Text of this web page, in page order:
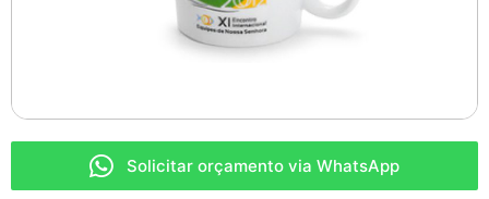
Solicitar orçamento via WhatsApp